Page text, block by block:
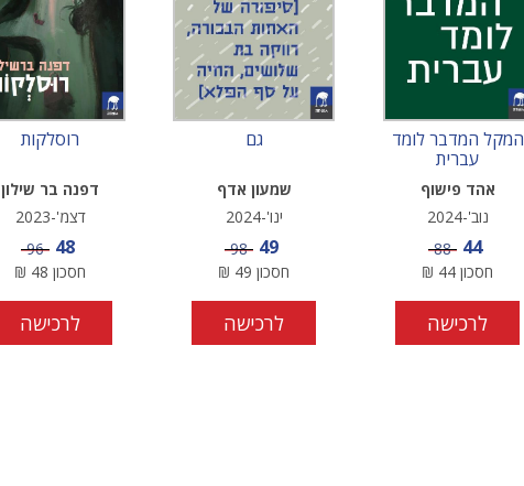
המקל המדבר לומד
עברית
אהד פישוף
נוב'-2024
מחיר מבצע
44 מחיר
88
חסכון 44
₪
לרכישה
גם
שמעון אדף
ינו'-2024
מחיר מבצע
49 מחיר
98
חסכון 49
₪
לרכישה
רוסלקות
דפנה בר שילון
דצמ'-2023
מחיר מבצע
48 מחיר
96
חסכון 48
₪
לרכישה